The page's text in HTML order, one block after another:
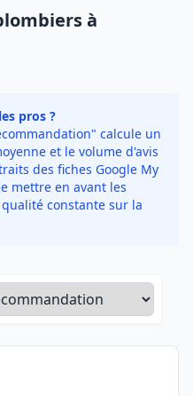
à
pros ?
calcule un
et le volume d'avis
des fiches Google My
mettre en avant les
constante sur la